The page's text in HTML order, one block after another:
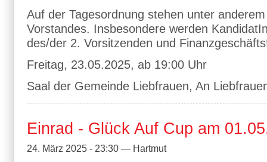
Auf der Tagesordnung stehen unter
Vorstandes. Insbesondere werden
des/der 2. Vorsitzenden und
Freitag, 23.05.2025, ab 19:00 Uhr
Saal der Gemeinde Liebfrauen, An
Einrad - Glück Auf Cup am
24. März 2025 - 23:30 — Hartmut